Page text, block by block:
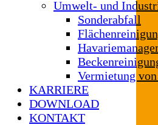
Umwelt- und
Sonderabfall
Vermietung
KARRIERE
DOWNLOAD
KONTAKT